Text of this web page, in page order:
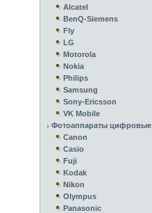
Alcatel
BenQ-Siemens
Fly
LG
Motorola
Nokia
Philips
Samsung
Sony-Ericsson
VK Mobile
Фотоаппараты цифровые
Canon
Casio
Fuji
Kodak
Nikon
Olympus
Panasonic